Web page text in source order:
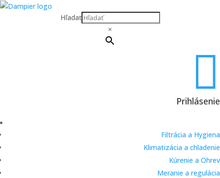
Hľadať
×

Prihlásenie
Filtrácia a Hygiena
Klimatizácia a chladenie
Kúrenie a Ohrev
Meranie a regulácia